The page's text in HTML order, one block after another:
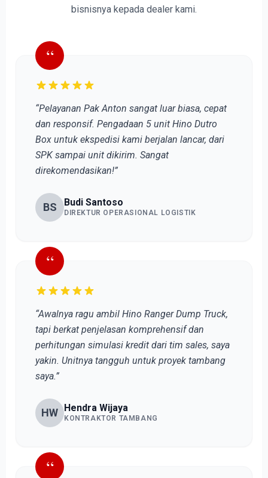
bisnisnya kepada dealer kami.
“
“Pelayanan Pak Anton sangat luar biasa, cepat
dan responsif. Pengadaan 5 unit Hino Dutro
Box untuk ekspedisi kami berjalan lancar, dari
SPK sampai unit dikirim. Sangat
direkomendasikan!”
BS Budi Santoso
DIREKTUR OPERASIONAL LOGISTIK
“
“Awalnya ragu ambil Hino Ranger Dump Truck,
tapi berkat penjelasan komprehensif dan
perhitungan simulasi kredit dari tim sales, saya
yakin. Unitnya tangguh untuk proyek tambang
saya.”
HW Hendra Wijaya
KONTRAKTOR TAMBANG
“